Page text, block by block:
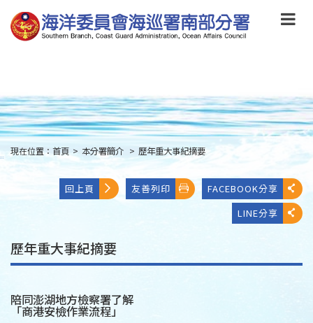
到
主
要
main
content
:::
現在位置： 首頁 > 本分署簡介 > 歷年重大事紀摘要
回上頁 友善列印
FACEBOOK分享
LINE分享
歷年重大事紀摘要
陪同澎湖地方檢察署了解
「商港安檢作業流程」